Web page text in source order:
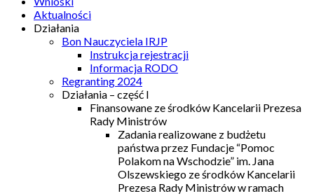
Aktualności
Działania
Bon Nauczyciela IRJP
Instrukcja rejestracji
Informacja RODO
Regranting 2024
Działania – część I
Finansowane ze środków Kancelarii Prezesa
Rady Ministrów
Zadania realizowane z budżetu
państwa przez Fundacje “Pomoc
Polakom na Wschodzie” im. Jana
Olszewskiego ze środków Kancelarii
Prezesa Rady Ministrów w ramach